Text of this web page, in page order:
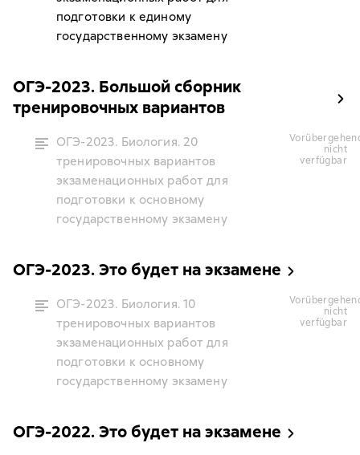
подготовки к единому
государственному экзамену
ОГЭ-2023. Большой сборник
тренировочных вариантов
ОГЭ-2023. Биология. 20
тренировочных вариантов
экзаменационных работ для
подготовки к основному
государственному экзамену
vorübergehend
nicht
verfügbar
ОГЭ-2023. Это будет на экзамене
ОГЭ-2023. Биология. 10
тренировочных вариантов
экзаменационных работ для
подготовки к основному
государственному экзамену
vorübergehend
nicht
verfügbar
ОГЭ-2022. Это будет на экзамене